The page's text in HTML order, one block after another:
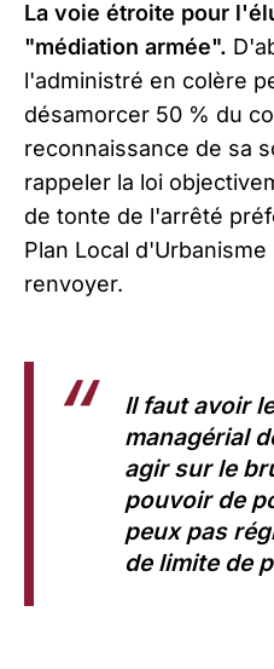
La voie étroite pour
"médiation armée".
l'administré en colère
désamorcer 50 % du
reconnaissance de sa
rappeler la loi
de tonte de l'arrêté
Plan Local
renvoyer.
Il faut avoir
managérial
agir sur le
pouvoir de
peux pas
de limite de